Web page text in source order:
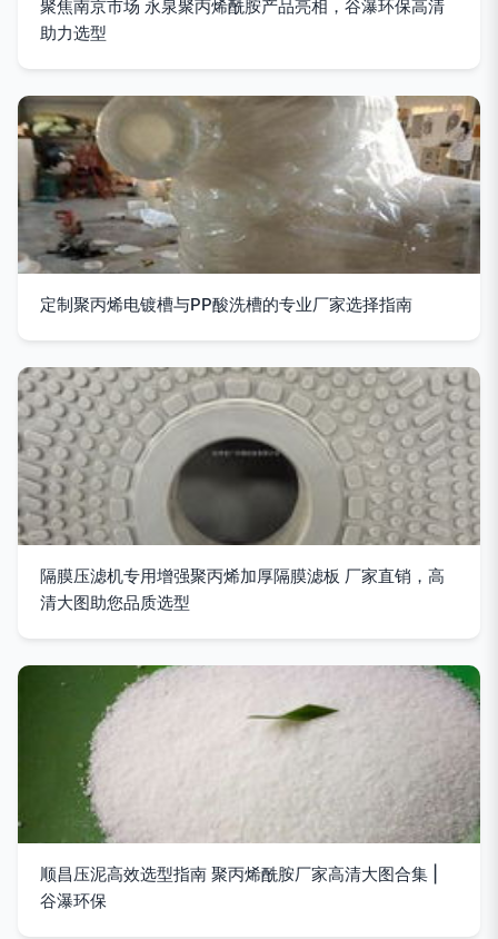
聚焦南京市场 永泉聚丙烯酰胺产品亮相，谷瀑环保高清
助力选型
定制聚丙烯电镀槽与PP酸洗槽的专业厂家选择指南
隔膜压滤机专用增强聚丙烯加厚隔膜滤板 厂家直销，高
清大图助您品质选型
顺昌压泥高效选型指南 聚丙烯酰胺厂家高清大图合集 |
谷瀑环保